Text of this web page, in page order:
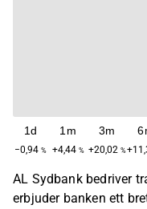
1d
−0,94 %
1m
+4,44 %
3m
+20,02 %
AL Sydbank bedriver
erbjuder banken ett